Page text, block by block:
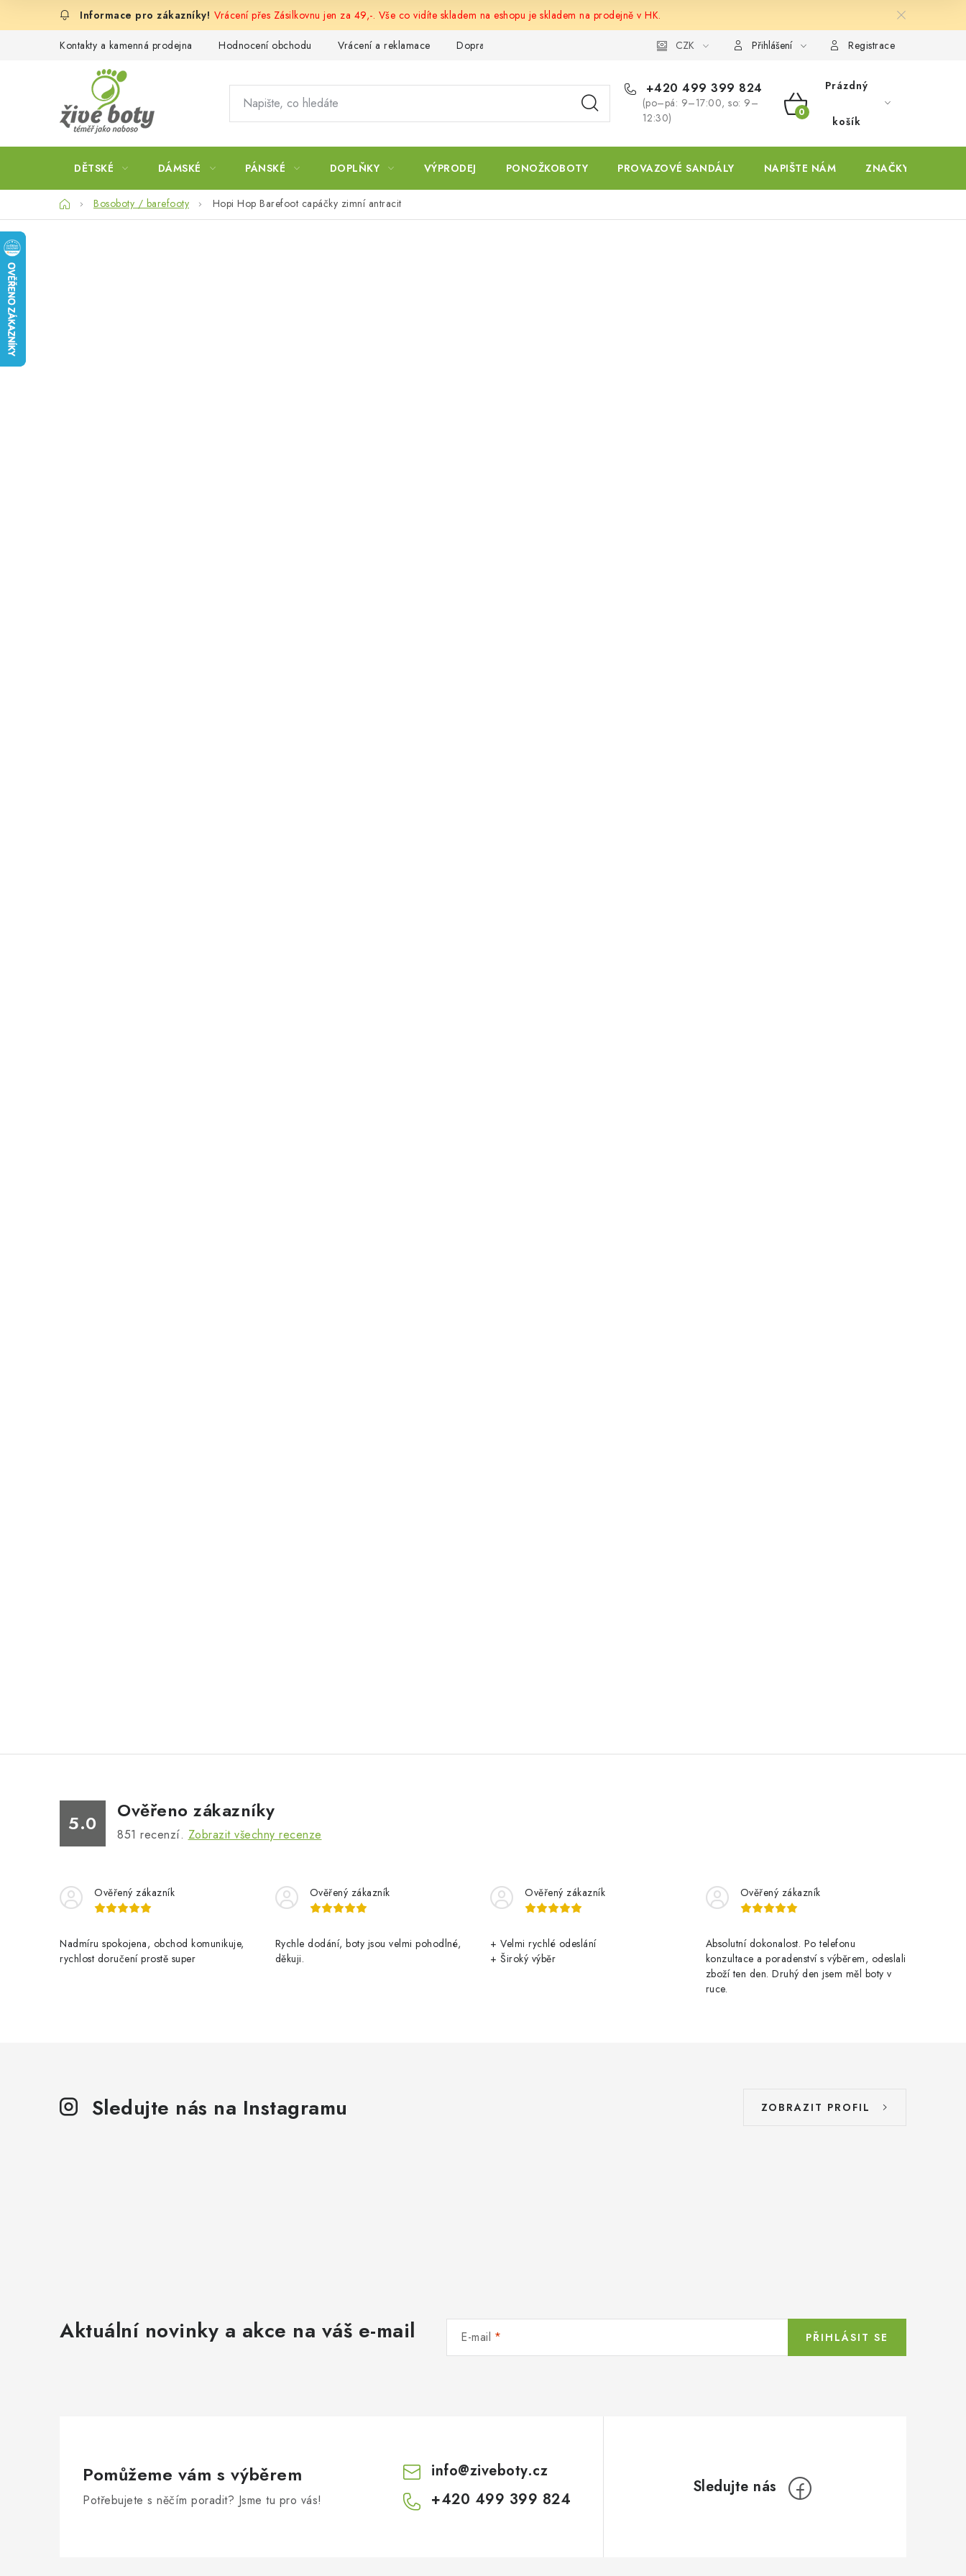
Vrácení přes Zásilkovnu jen za 49,-. Vše co vidíte skladem na eshopu je skladem na prodejně v HK.
Kontakty a kamenná prodejna Hodnocení obchodu Vrácení a reklamace Doprava a platba CZK Přihlášení Registrace
+420 499 399 824
(po–pá: 9–17:00, so: 9–
12:30)
NÁKUPNÍ
KOŠÍK
Prázdný
košík
DĚTSKÉ DÁMSKÉ PÁNSKÉ DOPLŇKY VÝPRODEJ PONOŽKOBOTY PROVAZOVÉ SANDÁLY NAPIŠTE NÁM ZNAČKY
DomůBosoboty / barefooty Hopi Hop Barefoot capáčky zimní antracit
5.0
Ověřeno zákazníky
851 recenzí. Zobrazit všechny recenze
Ověřený zákazník
Nadmíru spokojena, obchod komunikuje,
rychlost doručení prostě super
Ověřený zákazník
Rychle dodání, boty jsou velmi pohodlné,
děkuji.
Ověřený zákazník
+ Velmi rychlé odeslání
+ Široký výběr
Ověřený zákazník
Absolutní dokonalost. Po telefonu
konzultace a poradenství s výběrem, odeslali
zboží ten den. Druhý den jsem měl boty v
ruce.
Sledujte nás na Instagramu ZOBRAZIT PROFIL
Aktuální novinky a akce na váš e-mail E-mail PŘIHLÁSIT SE
Pomůžeme vám s výběrem
Potřebujete s něčím poradit? Jsme tu pro vás!
info@ziveboty.cz
+420 499 399 824